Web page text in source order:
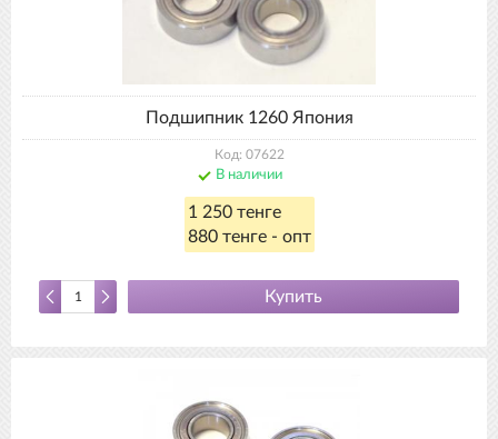
Подшипник 1260 Япония
Код: 07622
В наличии
1 250 тенге
880 тенге - опт
Купить